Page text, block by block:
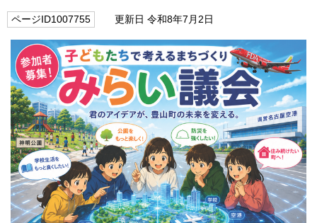
ページID1007755 更新日 令和8年7月2日